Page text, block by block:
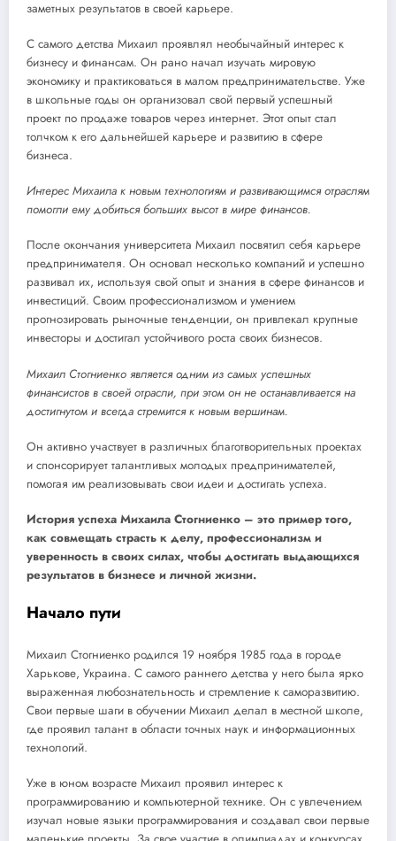
заметных результатов в своей карьере.
С самого детства Михаил проявлял необычайный интерес к
бизнесу и финансам. Он рано начал изучать мировую
экономику и практиковаться в малом предпринимательстве. Уже
в школьные годы он организовал свой первый успешный
проект по продаже товаров через интернет. Этот опыт стал
толчком к его дальнейшей карьере и развитию в сфере
бизнеса.
Интерес Михаила к новым технологиям и развивающимся отраслям
помогли ему добиться больших высот в мире финансов.
После окончания университета Михаил посвятил себя карьере
предпринимателя. Он основал несколько компаний и успешно
развивал их, используя свой опыт и знания в сфере финансов и
инвестиций. Своим профессионализмом и умением
прогнозировать рыночные тенденции, он привлекал крупные
инвесторы и достигал устойчивого роста своих бизнесов.
Михаил Стогниенко является одним из самых успешных
финансистов в своей отрасли, при этом он не останавливается на
достигнутом и всегда стремится к новым вершинам.
Он активно участвует в различных благотворительных проектах
и спонсорирует талантливых молодых предпринимателей,
помогая им реализовывать свои идеи и достигать успеха.
История успеха Михаила Стогниенко – это пример того,
как совмещать страсть к делу, профессионализм и
уверенность в своих силах, чтобы достигать выдающихся
результатов в бизнесе и личной жизни.
Начало пути
Михаил Стогниенко родился 19 ноября 1985 года в городе
Харькове, Украина. С самого раннего детства у него была ярко
выраженная любознательность и стремление к саморазвитию.
Свои первые шаги в обучении Михаил делал в местной школе,
где проявил талант в области точных наук и информационных
технологий.
Уже в юном возрасте Михаил проявил интерес к
программированию и компьютерной технике. Он с увлечением
изучал новые языки программирования и создавал свои первые